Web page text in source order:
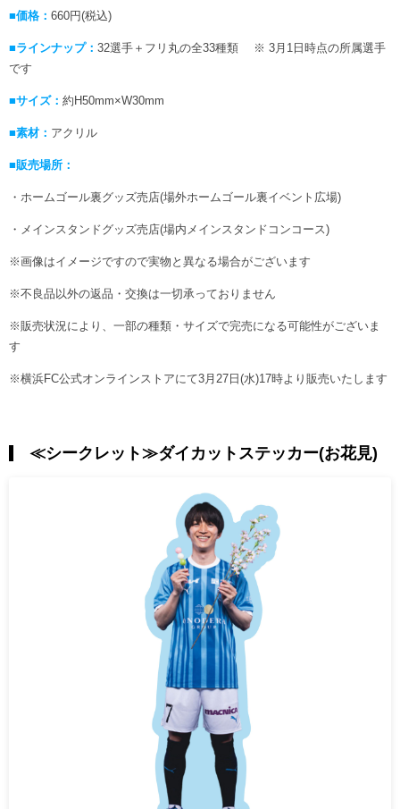
■価格： 660円(税込)
■ラインナップ： 32選手＋フリ丸の全33種類 ※ 3月1日時点の所属選手
です
■サイズ： 約H50mm×W30mm
■素材： アクリル
■販売場所：
・ホームゴール裏グッズ売店(場外ホームゴール裏イベント広場)
・メインスタンドグッズ売店(場内メインスタンドコンコース)
※画像はイメージですので実物と異なる場合がございます
※不良品以外の返品・交換は一切承っておりません
※販売状況により、一部の種類・サイズで完売になる可能性がございま
す
※横浜FC公式オンラインストアにて3月27日(水)17時より販売いたします
≪シークレット≫ダイカットステッカー(お花見)